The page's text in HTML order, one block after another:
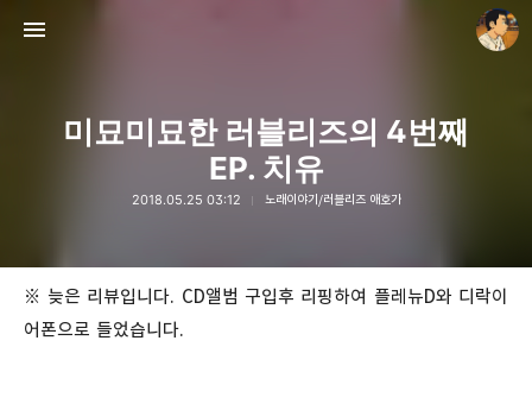
미묘미묘한 러블리즈의 4번째
EP. 치유
2018.05.25 03:12 노래이야기/러블리즈 애호가
※ 늦은 리뷰입니다. CD앨범 구입후 리핑하여 플레뉴D와 디락이
어폰으로 들었습니다.
thebravepost.com
안난98